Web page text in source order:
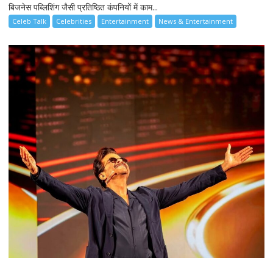
बिजनेस पब्लिशिंग जैसी प्रतिष्ठित कंपनियों में काम...
Celeb Talk Celebrities Entertainment News & Entertainment